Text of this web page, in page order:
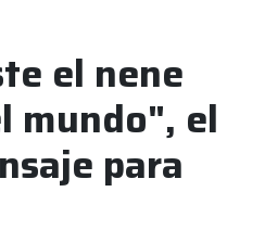
el nene
mundo", el
para